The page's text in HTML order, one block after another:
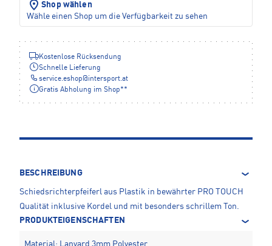
Shop wählen
Wähle einen Shop um die Verfügbarkeit zu sehen
Kostenlose Rücksendung
Schnelle Lieferung
service.eshop@ intersport.at
Gratis Abholung im Shop**
BESCHREIBUNG
Schiedsrichterpfeiferl aus Plastik in bewährter PRO TOUCH
Qualität inklusive Kordel und mit besonders schrillem Ton.
PRODUKTEIGENSCHAFTEN